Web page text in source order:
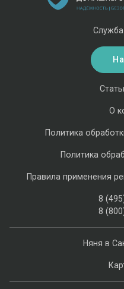
Няня в
О
Политика
Политика
Правила применения
8
8